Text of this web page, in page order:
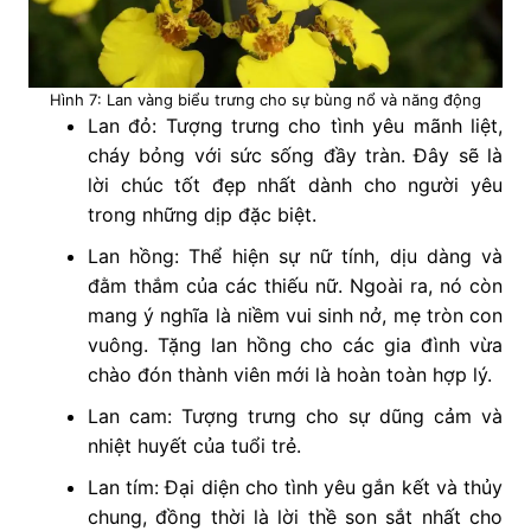
Hình 7: Lan vàng biểu trưng cho sự bùng nổ và năng động
Lan đỏ: Tượng trưng cho tình yêu mãnh liệt,
cháy bỏng với sức sống đầy tràn. Đây sẽ là
lời chúc tốt đẹp nhất dành cho người yêu
trong những dịp đặc biệt.
Lan hồng: Thể hiện sự nữ tính, dịu dàng và
đằm thắm của các thiếu nữ. Ngoài ra, nó còn
mang ý nghĩa là niềm vui sinh nở, mẹ tròn con
vuông. Tặng lan hồng cho các gia đình vừa
chào đón thành viên mới là hoàn toàn hợp lý.
Lan cam: Tượng trưng cho sự dũng cảm và
nhiệt huyết của tuổi trẻ.
Lan tím: Đại diện cho tình yêu gắn kết và thủy
chung, đồng thời là lời thề son sắt nhất cho